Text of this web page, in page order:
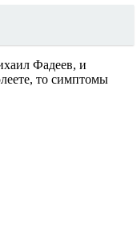
Фадеев, и
то симптомы